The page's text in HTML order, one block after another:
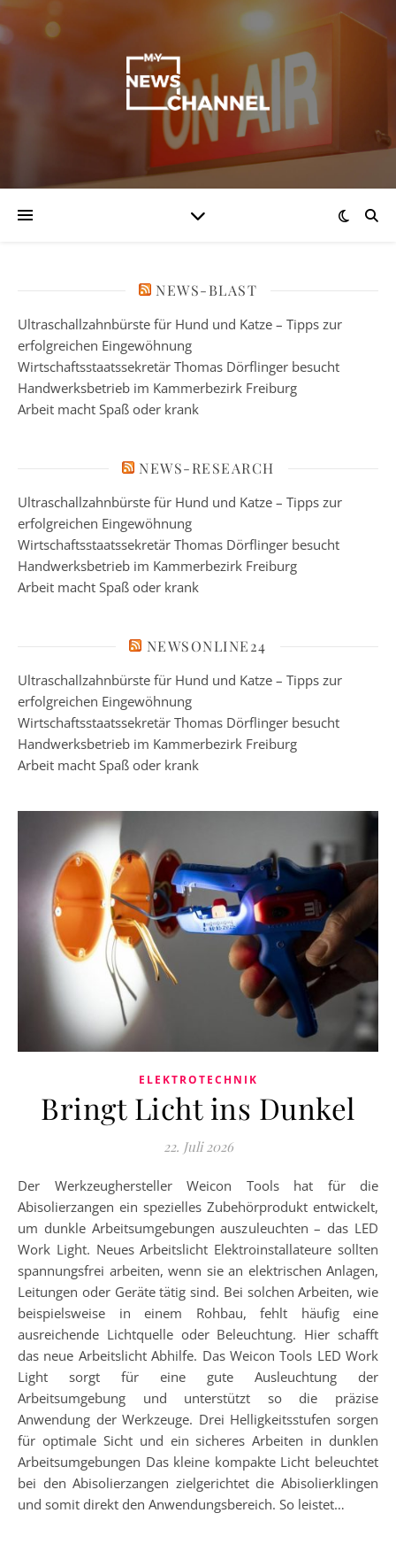
NEWS-BLAST
Ultraschallzahnbürste für Hund und Katze – Tipps zur
erfolgreichen Eingewöhnung
Wirtschaftsstaatssekretär Thomas Dörflinger besucht
Handwerksbetrieb im Kammerbezirk Freiburg
Arbeit macht Spaß oder krank
NEWS-RESEARCH
Ultraschallzahnbürste für Hund und Katze – Tipps zur
erfolgreichen Eingewöhnung
Wirtschaftsstaatssekretär Thomas Dörflinger besucht
Handwerksbetrieb im Kammerbezirk Freiburg
Arbeit macht Spaß oder krank
NEWSONLINE24
Ultraschallzahnbürste für Hund und Katze – Tipps zur
erfolgreichen Eingewöhnung
Wirtschaftsstaatssekretär Thomas Dörflinger besucht
Handwerksbetrieb im Kammerbezirk Freiburg
Arbeit macht Spaß oder krank
ELEKTROTECHNIK
Bringt Licht ins Dunkel
22. Juli 2026
Der Werkzeughersteller Weicon Tools hat für die
Abisolierzangen ein spezielles Zubehörprodukt entwickelt,
um dunkle Arbeitsumgebungen auszuleuchten – das LED
Work Light. Neues Arbeitslicht Elektroinstallateure sollten
spannungsfrei arbeiten, wenn sie an elektrischen Anlagen,
Leitungen oder Geräte tätig sind. Bei solchen Arbeiten, wie
beispielsweise in einem Rohbau, fehlt häufig eine
ausreichende Lichtquelle oder Beleuchtung. Hier schafft
das neue Arbeitslicht Abhilfe. Das Weicon Tools LED Work
Light sorgt für eine gute Ausleuchtung der
Arbeitsumgebung und unterstützt so die präzise
Anwendung der Werkzeuge. Drei Helligkeitsstufen sorgen
für optimale Sicht und ein sicheres Arbeiten in dunklen
Arbeitsumgebungen Das kleine kompakte Licht beleuchtet
bei den Abisolierzangen zielgerichtet die Abisolierklingen
und somit direkt den Anwendungsbereich. So leistet…